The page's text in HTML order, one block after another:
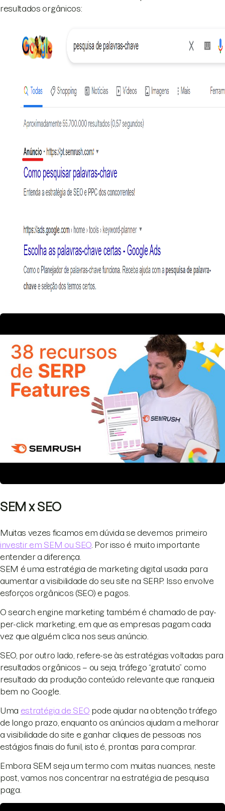
resultados orgânicos:
SEM x SEO
Muitas vezes ficamos em dúvida se devemos primeiro
investir em SEM ou SEO. Por isso é muito importante
entender a diferença.
SEM é uma estratégia de marketing digital usada para
aumentar a visibilidade do seu site na SERP. Isso envolve
esforços orgânicos (SEO) e pagos.
O search engine marketing também é chamado de pay-
per-click marketing, em que as empresas pagam cada
vez que alguém clica nos seus anúncio.
SEO, por outro lado, refere-se às estratégias voltadas para
resultados orgânicos – ou seja, tráfego “gratuito” como
resultado da produção conteúdo relevante que ranqueia
bem no Google.
Uma estratégia de SEO pode ajudar na obtenção tráfego
de longo prazo, enquanto os anúncios ajudam a melhorar
a visibilidade do site e ganhar cliques de pessoas nos
estágios finais do funil, isto é, prontas para comprar.
Embora SEM seja um termo com muitas nuances, neste
post, vamos nos concentrar na estratégia de pesquisa
paga.